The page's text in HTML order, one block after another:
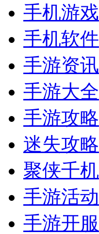
手机游戏
手机软件
手游资讯
手游大全
手游攻略
迷失攻略
聚侠千机
手游活动
手游开服